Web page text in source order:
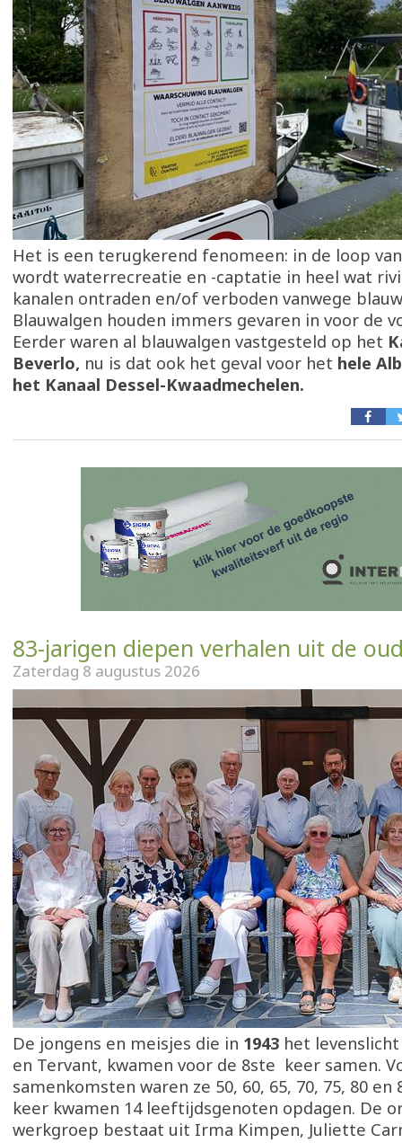
Het is een terugkerend fenomeen: in de loop
wordt waterrecreatie en -captatie in heel wat
kanalen ontraden en/of verboden vanwege
Blauwalgen houden immers gevaren in voor de
Eerder waren al blauwalgen vastgesteld op het
Beverlo, nu is dat ook het geval voor het hele
het Kanaal Dessel-Kwaadmechelen.
83-jarigen diepen verhalen uit de
Zaterdag 8 augustus 2026
De jongens en meisjes die in 1943 het levenslicht
en Tervant, kwamen voor de 8ste keer samen.
samenkomsten waren ze 50, 60, 65, 70, 75, 80 en
keer kwamen 14 leeftijdsgenoten opdagen. De
werkgroep bestaat uit Irma Kimpen, Juliette